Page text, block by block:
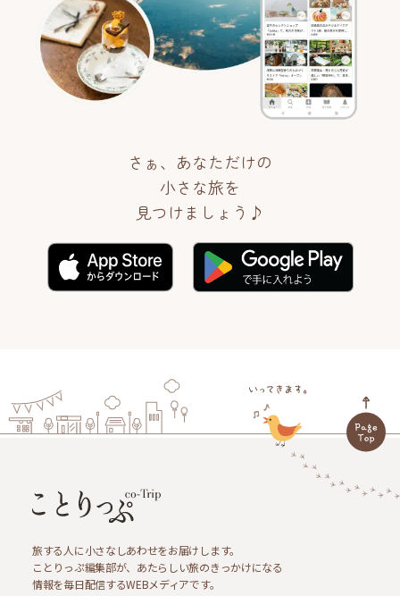
さぁ、あなただけの
小さな旅を
見つけましょう♪
旅する人に小さなしあわせをお届けします。
ことりっぷ編集部が、あたらしい旅のきっかけになる
情報を毎日配信するWEBメディアです。